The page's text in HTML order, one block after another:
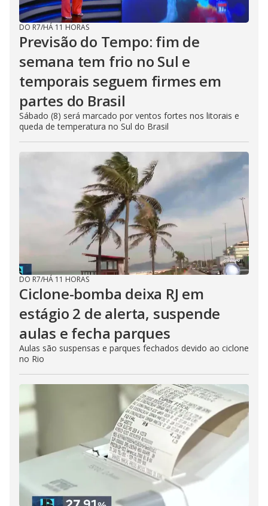
DO R7/HÁ 11 HORAS
Previsão do Tempo: fim de
semana tem frio no Sul e
temporais seguem firmes em
partes do Brasil
Sábado (8) será marcado por ventos fortes nos litorais e
queda de temperatura no Sul do Brasil
DO R7/HÁ 11 HORAS
Ciclone-bomba deixa RJ em
estágio 2 de alerta, suspende
aulas e fecha parques
Aulas são suspensas e parques fechados devido ao ciclone
no Rio